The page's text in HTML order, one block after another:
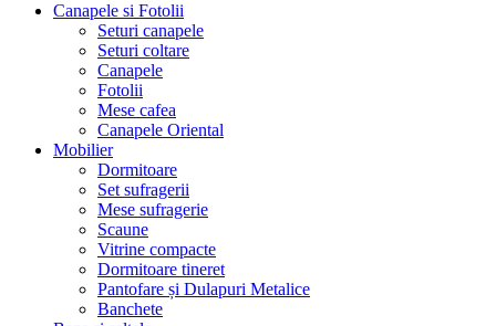
Canapele si Fotolii
Seturi canapele
Seturi coltare
Canapele
Fotolii
Mese cafea
Canapele Oriental
Mobilier
Dormitoare
Set sufragerii
Mese sufragerie
Scaune
Vitrine compacte
Dormitoare tineret
Pantofare și Dulapuri Metalice
Banchete